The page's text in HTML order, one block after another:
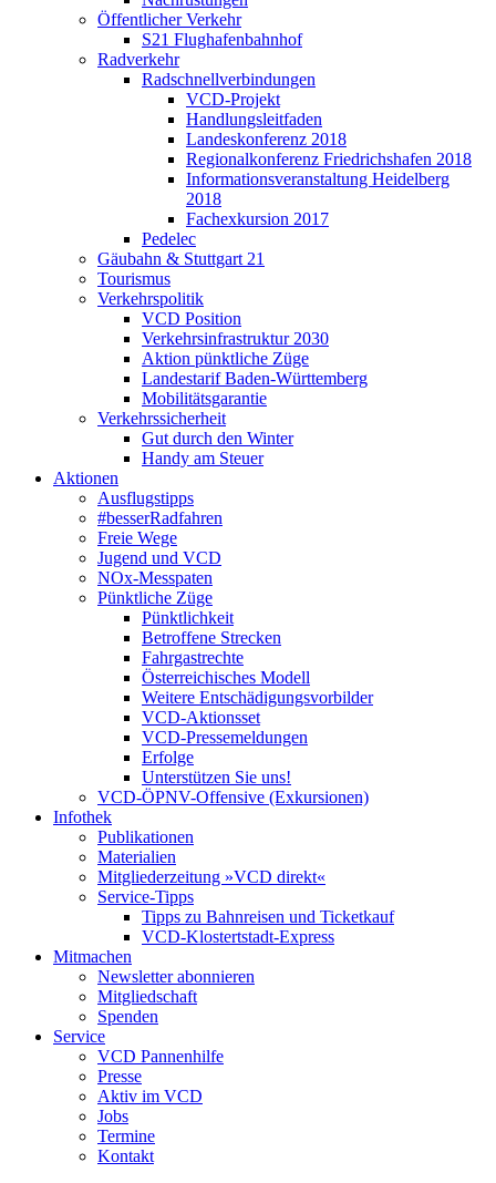
Öffentlicher Verkehr
S21 Flughafenbahnhof
Radverkehr
Radschnellverbindungen
VCD-Projekt
Handlungsleitfaden
Landeskonferenz 2018
Regionalkonferenz Friedrichshafen 2018
Informationsveranstaltung Heidelberg
2018
Fachexkursion 2017
Pedelec
Gäubahn & Stuttgart 21
Tourismus
Verkehrspolitik
VCD Position
Verkehrsinfrastruktur 2030
Aktion pünktliche Züge
Landestarif Baden-Württemberg
Mobilitätsgarantie
Verkehrssicherheit
Gut durch den Winter
Handy am Steuer
Aktionen
Ausflugstipps
#besserRadfahren
Freie Wege
Jugend und VCD
NOx-Messpaten
Pünktliche Züge
Pünktlichkeit
Betroffene Strecken
Fahrgastrechte
Österreichisches Modell
Weitere Entschädigungsvorbilder
VCD-Aktionsset
VCD-Pressemeldungen
Erfolge
Unterstützen Sie uns!
VCD-ÖPNV-Offensive (Exkursionen)
Infothek
Publikationen
Materialien
Mitgliederzeitung »VCD direkt«
Service-Tipps
Tipps zu Bahnreisen und Ticketkauf
VCD-Klostertstadt-Express
Mitmachen
Newsletter abonnieren
Mitgliedschaft
Spenden
Service
VCD Pannenhilfe
Presse
Aktiv im VCD
Jobs
Termine
Kontakt